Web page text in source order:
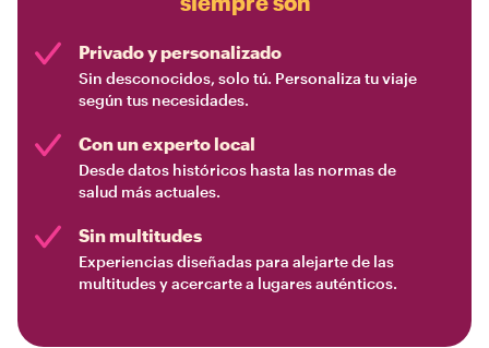
Privado y personalizado
Sin desconocidos, solo tú. Personaliza tu viaje
según tus necesidades.
Con un experto local
Desde datos históricos hasta las normas de
salud más actuales.
Sin multitudes
Experiencias diseñadas para alejarte de las
multitudes y acercarte a lugares auténticos.